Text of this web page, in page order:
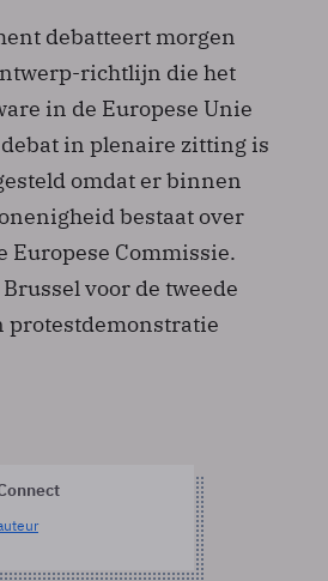
debatteert morgen
richtlijn die het
in de Europese Unie
in plenaire zitting is
omdat er binnen
bestaat over
Europese Commissie.
voor de tweede
protestdemonstratie